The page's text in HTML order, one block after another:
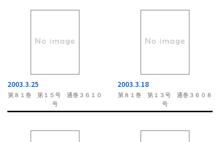
2003.3.25
第８１巻 第１５号 通巻３６１０
号
2003.3.18
第８１巻 第１３号 通巻３６０８
号